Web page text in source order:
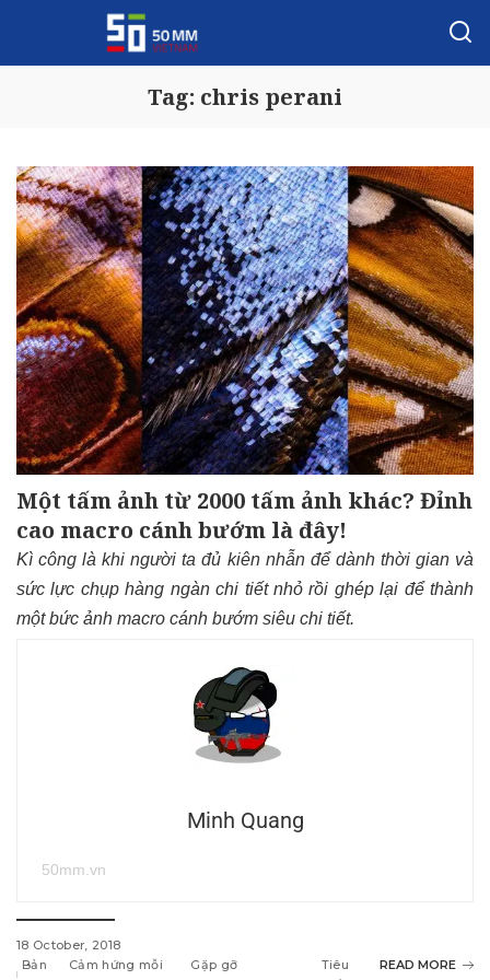
Tag: chris perani
Một tấm ảnh từ 2000 tấm ảnh khác? Đỉnh
cao macro cánh bướm là đây!
Kì công là khi người ta đủ kiên nhẫn để dành thời gian và
sức lực chụp hàng ngàn chi tiết nhỏ rồi ghép lại để thành
một bức ảnh macro cánh bướm siêu chi tiết.
Minh Quang
50mm.vn
18 October, 2018
Bản
Cảm hứng mỗi
Gặp gỡ
Tiêu
READ MORE